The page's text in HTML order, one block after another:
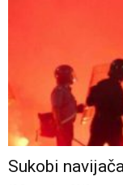
Sukobi